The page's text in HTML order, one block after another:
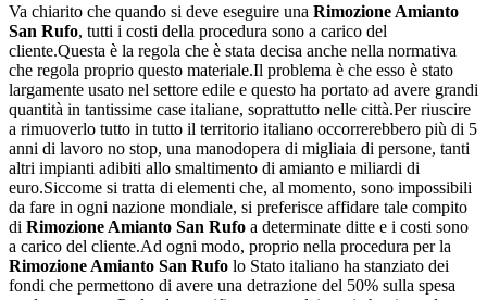
Va chiarito che quando si deve eseguire una Rimozione Amianto
San Rufo, tutti i costi della procedura sono a carico del
cliente.Questa è la regola che è stata decisa anche nella normativa
che regola proprio questo materiale.Il problema è che esso è stato
largamente usato nel settore edile e questo ha portato ad avere grandi
quantità in tantissime case italiane, soprattutto nelle città.Per riuscire
a rimuoverlo tutto in tutto il territorio italiano occorrerebbero più di 5
anni di lavoro no stop, una manodopera di migliaia di persone, tanti
altri impianti adibiti allo smaltimento di amianto e miliardi di
euro.Siccome si tratta di elementi che, al momento, sono impossibili
da fare in ogni nazione mondiale, si preferisce affidare tale compito
di Rimozione Amianto San Rufo a determinate ditte e i costi sono
a carico del cliente.Ad ogni modo, proprio nella procedura per la
Rimozione Amianto San Rufo lo Stato italiano ha stanziato dei
fondi che permettono di avere una detrazione del 50% sulla spesa